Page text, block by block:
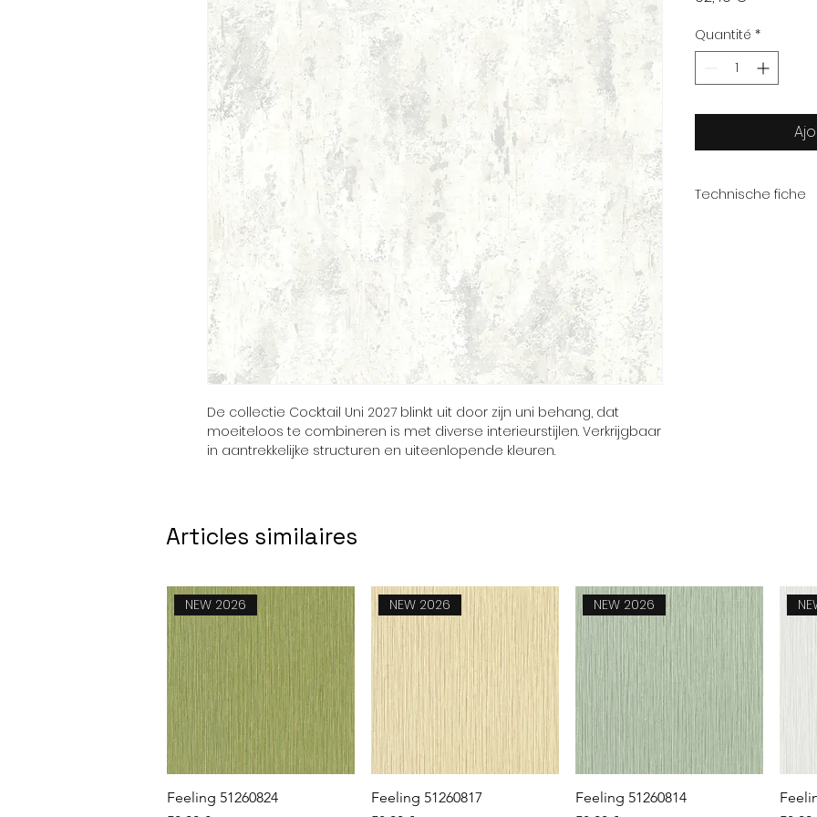
De collectie Cocktail Uni 2027 blinkt uit door zijn uni behang, dat
moeiteloos te combineren is met diverse interieurstijlen. Verkrijgbaar
in aantrekkelijke structuren en uiteenlopende kleuren.
Quantité *
Technische fiche
Articles similaires
Aperçu rapide
NEW 2026
Feeling 51260824
Aperçu rapide
NEW 2026
Feeling 51260817
Aperçu rapide
NEW 2026
Feeling 51260814